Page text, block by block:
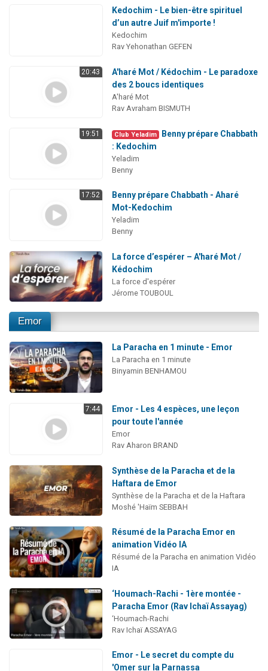
Kedochim - Le bien-être spirituel
d’un autre Juif m'importe !
Kedochim
Rav Yehonathan GEFEN
20:43
A'haré Mot / Kédochim - Le paradoxe
des 2 boucs identiques
A'haré Mot
Rav Avraham BISMUTH
19:51 Club Yeladim
Benny prépare Chabbath
: Kedochim
Yeladim
Benny
17:52
Benny prépare Chabbath - Aharé
Mot-Kedochim
Yeladim
Benny
La force d’espérer – A'haré Mot /
Kédochim
La force d'espérer
Jérome TOUBOUL
Emor
La Paracha en 1 minute - Emor
La Paracha en 1 minute
Binyamin BENHAMOU
7:44
Emor - Les 4 espèces, une leçon
pour toute l'année
Emor
Rav Aharon BRAND
Synthèse de la Paracha et de la
Haftara de Emor
Synthèse de la Paracha et de la Haftara
Moshé 'Haïm SEBBAH
Résumé de la Paracha Emor en
animation Vidéo IA
Résumé de la Paracha en animation Vidéo
IA
‘Houmach-Rachi - 1ère montée -
Paracha Emor (Rav Ichaï Assayag)
‘Houmach-Rachi
Rav Ichaï ASSAYAG
Emor - Le secret du compte du
'Omer sur la Parnassa